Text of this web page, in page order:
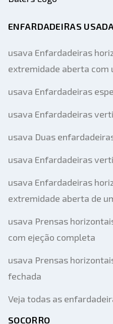
ENFARDADEIRAS
usava Enfardadeiras
extremidade aberta com
usava Enfardadeiras
usava Enfardadeiras
usava Duas
usava Enfardadeiras
usava Enfardadeiras
extremidade aberta de
usava Prensas
com ejeção completa
usava Prensas
fechada
Veja todas as
SOCORRO